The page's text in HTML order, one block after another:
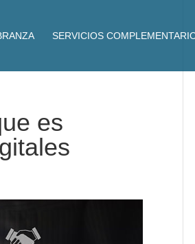
SERVICIOS
es